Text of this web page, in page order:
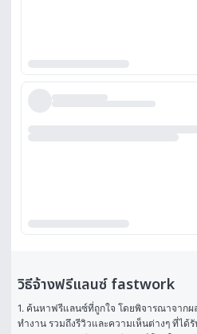
วิธีจ้างฟรีแลนซ์ fastwork
1. ค้นหาฟรีแลนซ์ที่ถูกใจ โดยพิจารณาจาก
ทำงาน รวมถึงรีวิวและความเห็นต่างๆ ที่ได้รั